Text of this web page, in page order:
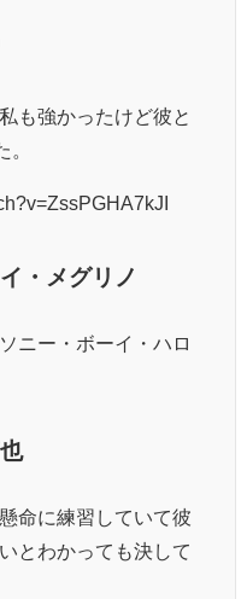
も強かったけど彼と
・メグリノ
ニー・ボーイ・ハロ
命に練習していて彼
とわかっても決して